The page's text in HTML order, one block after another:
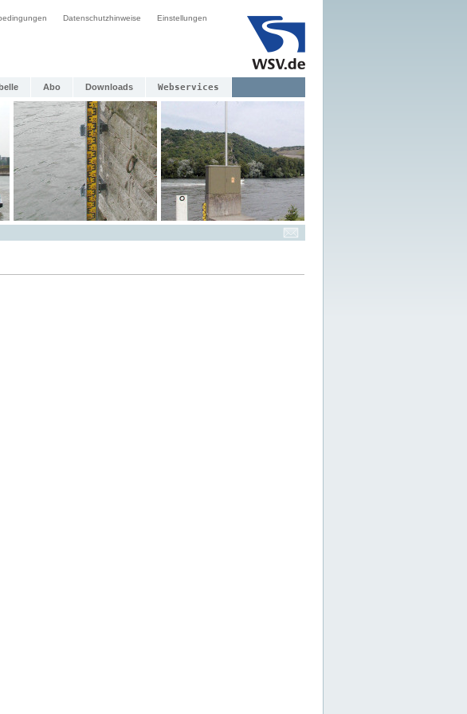
Datenschutzhinweise Einstellungen
Abo Downloads Webservices